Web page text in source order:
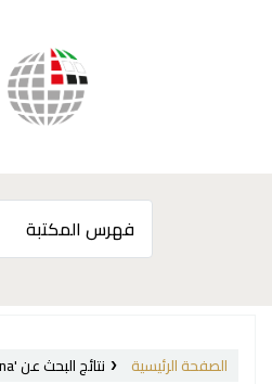
الصفحة الرئيسية نتائج البحث عن 'ccl=Provider:Palgrave Macmillan, and au:Harlaftis, Gelina'